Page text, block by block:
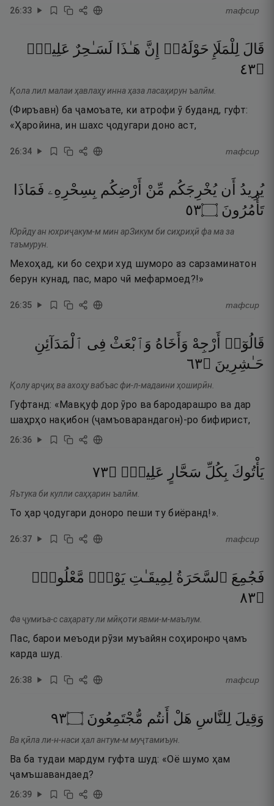
26:33 тафсир
قَالَ لِلْمَلَإِ حَوْلَهُۥٓ إِنَّ هَـٰذَا لَسَـٰحِرٌ عَلِيمٌۭ
۝٣٤
Қола лил малаи ҳавлаҳу инна ҳаза ласаҳирун ъалӣм.
(Фиръавн) ба ҷамоъате, ки атрофи ӯ буданд, гуфт:
«Ҳаройина, ин шахс ҷодугари доно аст,
26:34 тафсир
يُرِيدُ أَن يُخْرِجَكُم مِّنْ أَرْضِكُم بِسِحْرِهِۦ فَمَاذَا
تَأْمُرُونَ ۝٣٥
Юрӣду ан юхриҷакум-м мин арЗикум би сиҳриҳӣ фа ма за
таъмурун.
Мехоҳад, ки бо сеҳри худ шуморо аз сарзаминатон
берун кунад, пас, маро чӣ мефармоед?!»
26:35 тафсир
قَالُوٓا۟ أَرْجِهْ وَأَخَاهُ وَٱبْعَثْ فِى ٱلْمَدَآئِنِ
حَـٰشِرِينَ ۝٣٦
Қолу арҷиҳ ва ахоҳу вабъас фи-л-мадаини ҳоширӣн.
Гуфтанд: «Мавқуф дор ӯро ва бародарашро ва дар
шаҳрҳо нақибон (ҷамъоварандагон)-ро бифирист,
26:36
يَأْتُوكَ بِكُلِّ سَحَّارٍ عَلِيمٍۢ ۝٣٧
Яътука би кулли саҳҳарин ъалӣм.
То ҳар ҷодугари доноро пеши ту биёранд!».
26:37 тафсир
فَجُمِعَ ٱلسَّحَرَةُ لِمِيقَـٰتِ يَوْمٍۢ مَّعْلُومٍۢ
۝٣٨
Фа ҷумиъа-с саҳарату ли мӣқоти явми-м-маълум.
Пас, барои меъоди рӯзи муъайян соҳиронро ҷамъ
карда шуд.
26:38 тафсир
وَقِيلَ لِلنَّاسِ هَلْ أَنتُم مُّجْتَمِعُونَ ۝٣٩
Ва қӣла ли-н-наси ҳал антум-м муҷтамиъун.
Ва ба тудаи мардум гуфта шуд: «Оё шумо ҳам
ҷамъшавандаед?
26:39